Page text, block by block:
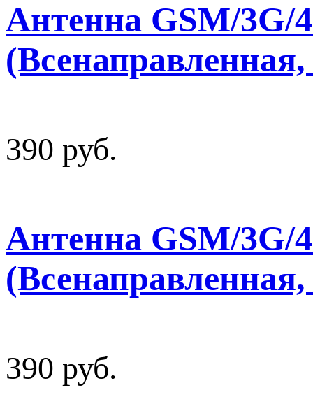
Антенна GSM/3G/
390 руб.
Антенна GSM/3G/
390 руб.